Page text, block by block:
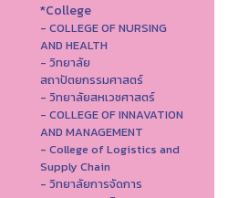
*College
- COLLEGE OF NURSING
AND HEALTH
- วิทยาลัย
สถาปัตยกรรมศาสตร์
- วิทยาลัยสหเวชศาสตร์
- COLLEGE OF INNAVATION
AND MANAGEMENT
- College of Logistics and
Supply Chain
- วิทยาลัยการจัดการ